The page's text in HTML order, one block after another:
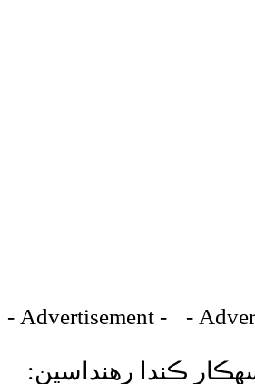
- Advertisement -
ڪندا رهنداسين: